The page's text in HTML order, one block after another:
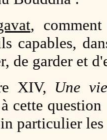
,
capables,
de garder et
XIV, Une
cette
particulier